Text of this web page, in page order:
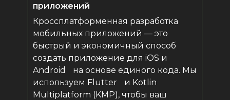
Кроссплатформенная разработка
мобильных приложений — это
быстрый и экономичный способ
создать приложение для iOS и
Android на основе единого кода. Мы
используем Flutter и Kotlin
Multiplatform (KMP), чтобы ваш
приложений